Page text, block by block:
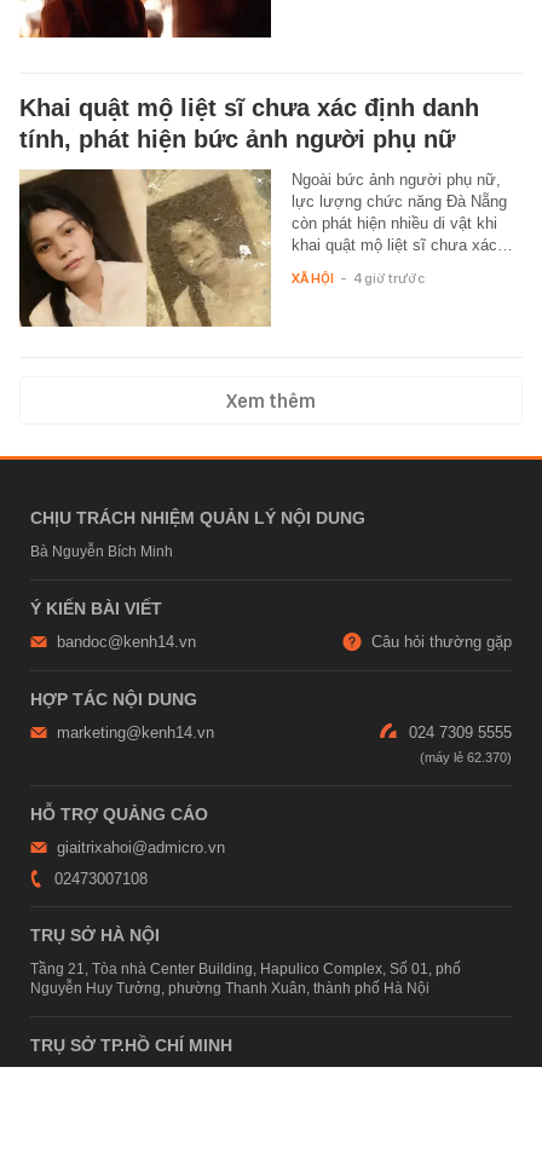
Khai quật mộ liệt sĩ chưa xác định danh
tính, phát hiện bức ảnh người phụ nữ
Ngoài bức ảnh người phụ nữ,
lực lượng chức năng Đà Nẵng
còn phát hiện nhiều di vật khi
khai quật mộ liệt sĩ chưa xác…
XÃ HỘI - 4 giờ trước
Xem thêm
CHỊU TRÁCH NHIỆM QUẢN LÝ NỘI DUNG
Bà Nguyễn Bích Minh
Ý KIẾN BÀI VIẾT
bandoc@kenh14.vn Câu hỏi thường gặp
HỢP TÁC NỘI DUNG
marketing@kenh14.vn 024 7309 5555
HỖ TRỢ QUẢNG CÁO
giaitrixahoi@admicro.vn
02473007108
TRỤ SỞ HÀ NỘI
Tầng 21, Tòa nhà Center Building, Hapulico Complex, Số 01, phố
Nguyễn Huy Tưởng, phường Thanh Xuân, thành phố Hà Nội
TRỤ SỞ TP.HỒ CHÍ MINH